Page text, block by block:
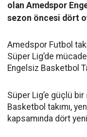
olan Amedspor
sezon öncesi dört
Amedspor Futbol
Süper Lig’de
Engelsiz Basketbol
Süper Lig’e güçlü
Basketbol takımı,
kapsamında dört